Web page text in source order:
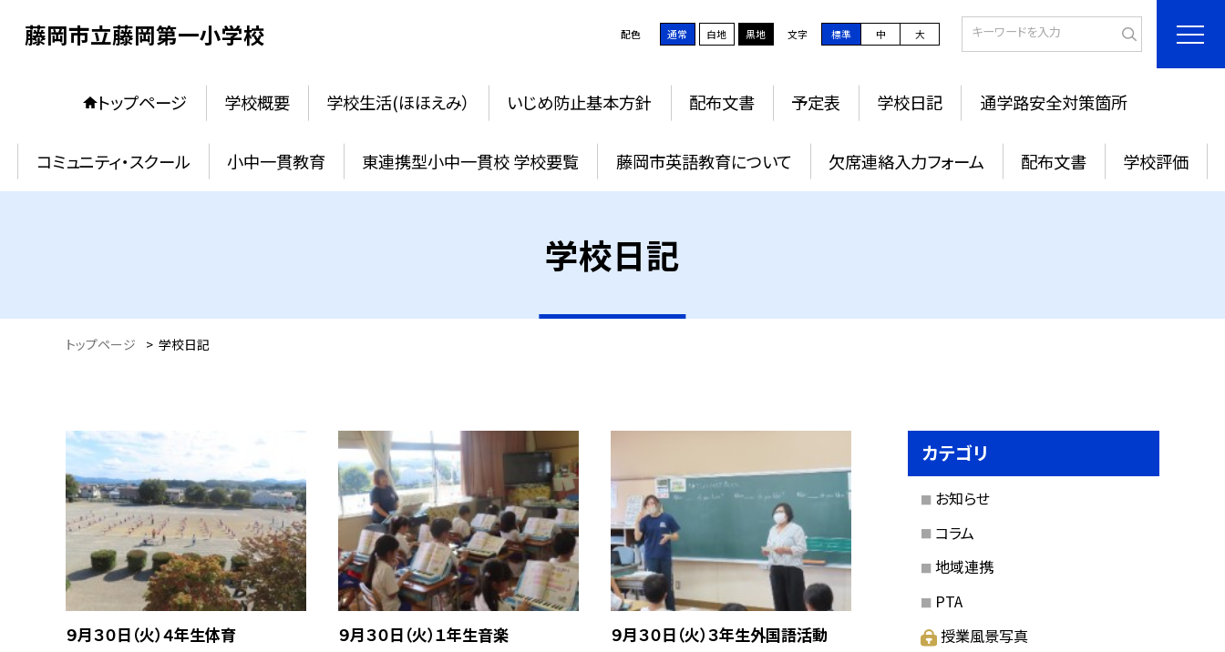
藤岡市立藤岡第一小学校 配色 通常 白地 黒地 文字 標準 中 大
トップページ 学校概要 学校生活(ほほえみ） いじめ防止基本方針 配布文書 予定表 学校日記 通学路安全対策箇所
コミュニティ・スクール 小中一貫教育 東連携型小中一貫校 学校要覧 藤岡市英語教育について 欠席連絡入力フォーム 配布文書 学校評価
学校日記
トップページ > 学校日記
９月３０日（火）４年生体育 ９月３０日（火）１年生音楽 ９月３０日（火）３年生外国語活動
カテゴリ
お知らせ
コラム
地域連携
PTA
授業風景写真